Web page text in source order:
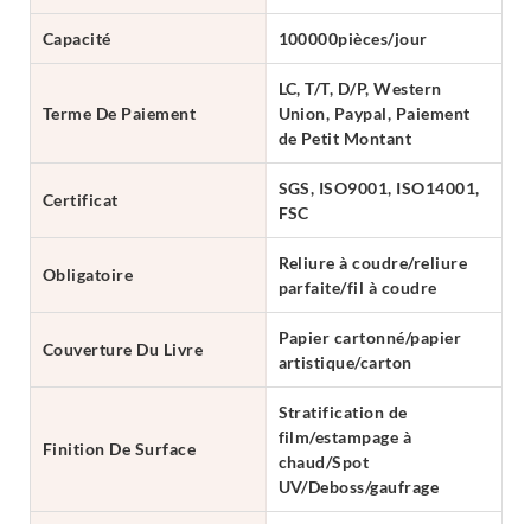
Capacité 100000pièces/jour
Terme De Paiement
LC, T/T, D/P, Western
Union, Paypal, Paiement
de Petit Montant
Certificat
SGS, ISO9001, ISO14001,
FSC
Obligatoire
Reliure à coudre/reliure
parfaite/fil à coudre
Couverture Du Livre
Papier cartonné/papier
artistique/carton
Finition De Surface
Stratification de
film/estampage à
chaud/Spot
UV/Deboss/gaufrage